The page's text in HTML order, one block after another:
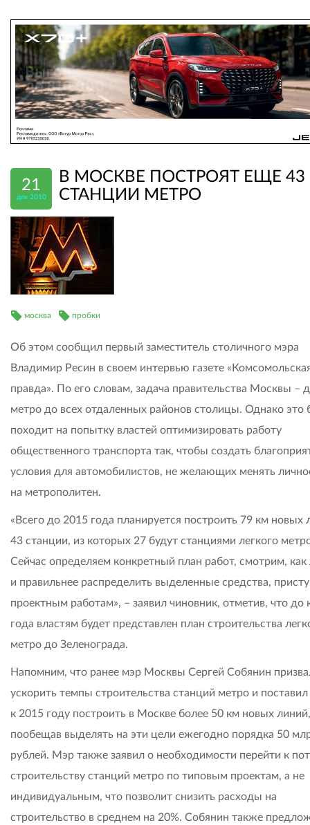
21
дек 2010
В МОСКВЕ ПОСТРОЯТ ЕЩЕ 43
СТАНЦИИ МЕТРО
москва пробки
Об этом сообщил первый заместитель столичного мэра
Владимир Ресин в своем интервью газете
правда». По его словам, задача правительства Москвы –
метро до всех отдаленных районов столицы. Однако это
походит на попытку властей оптимизировать работу
общественного транспорта так, чтобы создать
условия для автомобилистов, не желающих менять
на метрополитен.
«Всего до 2015 года планируется построить 79 км новых
43 станции, из которых 27 будут станциями легкого
Сейчас определяем конкретный план работ, смотрим,
и правильнее распределить выделенные средства,
проектным работам», – заявил чиновник, отметив, что до
года властям будет представлен план строительства
метро до Зеленограда.
Напомним, что ранее мэр Москвы Сергей Собянин
ускорить темпы строительства станций метро и поставил
к 2015 году построить в Москве более 50 км новых линий,
пообещав выделять на эти цели ежегодно порядка 50
рублей. Мэр также заявил о необходимости перейти к
строительству станций метро по типовым проектам, а не
индивидуальным, что позволит снизить расходы на
строительство в среднем на 20%. Собянин также